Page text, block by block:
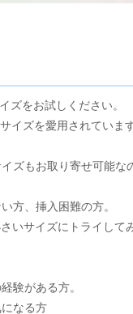
ズをお試しください。
イズを愛用されています
ズもお取り寄せ可能な
方、挿入困難の方。
いサイズにトライして
験がある方。
になる方